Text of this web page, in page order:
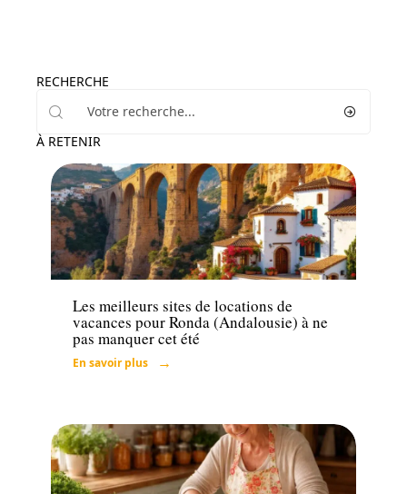
RECHERCHE
À RETENIR
Loisirs
Les meilleurs sites de locations de
vacances pour Ronda (Andalousie) à ne
pas manquer cet été
En savoir plus